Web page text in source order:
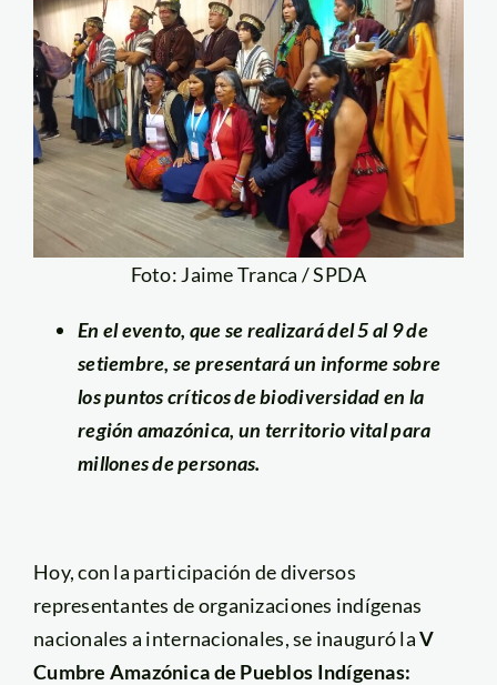
Foto: Jaime Tranca / SPDA
En el evento, que se realizará del 5 al 9 de
setiembre, se presentará un informe sobre
los puntos críticos de biodiversidad en la
región amazónica, un territorio vital para
millones de personas.
Hoy, con la participación de diversos
representantes de organizaciones indígenas
nacionales a internacionales, se inauguró laV
Cumbre Amazónica de Pueblos Indígenas: